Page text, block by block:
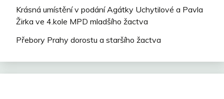
Krásná umístění v podání Agátky Uchytilové a Pavla
Žirka ve 4.kole MPD mladšího žactva
Přebory Prahy dorostu a staršího žactva